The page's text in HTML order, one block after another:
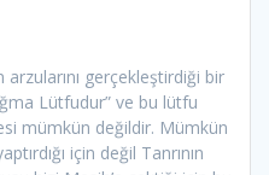
arzularını gerçekleştirdiği bir
Lütfudur” ve bu lütfu
mümkün değildir. Mümkün
için değil Tanrının